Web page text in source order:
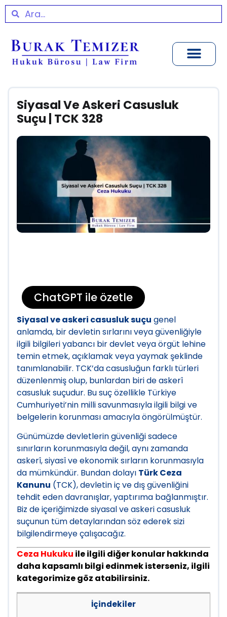
Siyasal Ve Askeri Casusluk
Suçu | TCK 328
ChatGPT ile özetle
Siyasal ve askeri casusluk suçu genel
anlamda, bir devletin sırlarını veya güvenliğiyle
ilgili bilgileri yabancı bir devlet veya örgüt lehine
temin etmek, açıklamak veya yaymak şeklinde
tanımlanabilir. TCK’da casusluğun farklı türleri
düzenlenmiş olup, bunlardan biri de askerî
casusluk suçudur. Bu suç özellikle Türkiye
Cumhuriyeti’nin milli savunmasıyla ilgili bilgi ve
belgelerin korunması amacıyla öngörülmüştür.
Günümüzde devletlerin güvenliği sadece
sınırların korunmasıyla değil, aynı zamanda
askerî, siyasî ve ekonomik sırların korunmasıyla
da mümkündür. Bundan dolayı Türk Ceza
Kanunu (TCK), devletin iç ve dış güvenliğini
tehdit eden davranışlar, yaptırıma bağlanmıştır.
Biz de içeriğimizde siyasal ve askeri casusluk
suçunun tüm detaylarından söz ederek sizi
bilgilendirmeye çalışacağız.
Ceza Hukuku ile ilgili diğer konular hakkında
daha kapsamlı bilgi edinmek isterseniz, ilgili
kategorimize göz atabilirsiniz.
İçindekiler